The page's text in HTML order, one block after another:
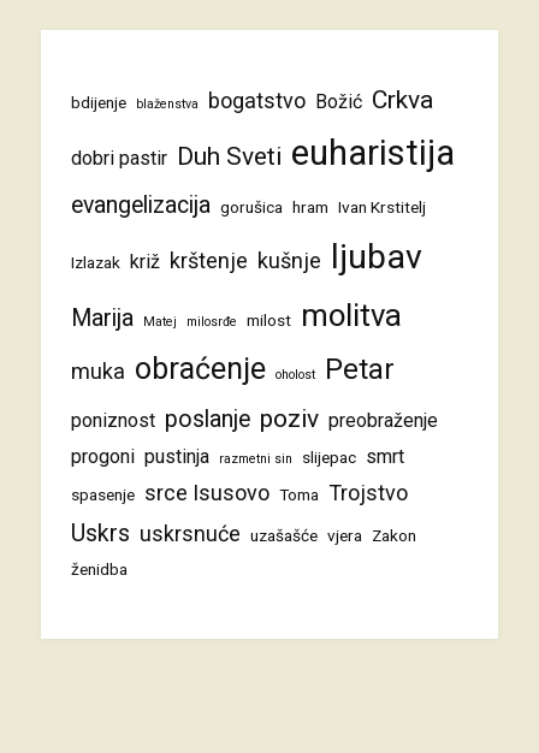
bdijenje blaženstva bogatstvo Božić Crkva
dobri pastir Duh Sveti euharistija
evangelizacija gorušica hram Ivan Krstitelj
Izlazak križ krštenje kušnje ljubav
Marija Matej milosrđe milost molitva
muka obraćenje oholost Petar
poniznost poslanje poziv preobraženje
progoni pustinja razmetni sin slijepac smrt
spasenje srce Isusovo Toma Trojstvo
Uskrs uskrsnuće uzašašće vjera Zakon
ženidba